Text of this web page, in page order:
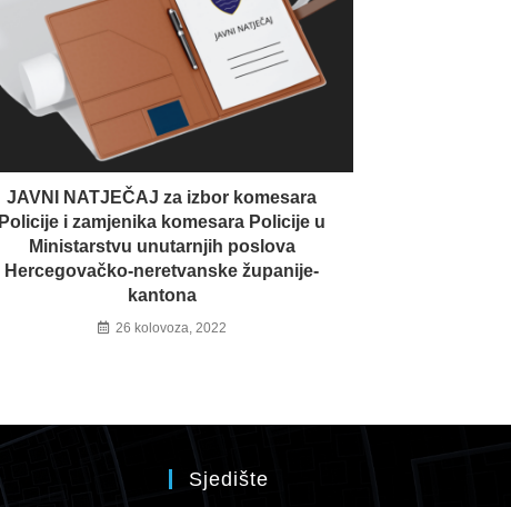
JAVNI NATJEČAJ za izbor komesara
Policije i zamjenika komesara Policije u
Ministarstvu unutarnjih poslova
Hercegovačko-neretvanske županije-
kantona
26 kolovoza, 2022
Sjedište